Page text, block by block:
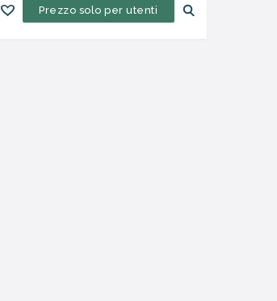
Prezzo solo per utenti